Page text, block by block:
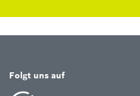
Folgt uns auf